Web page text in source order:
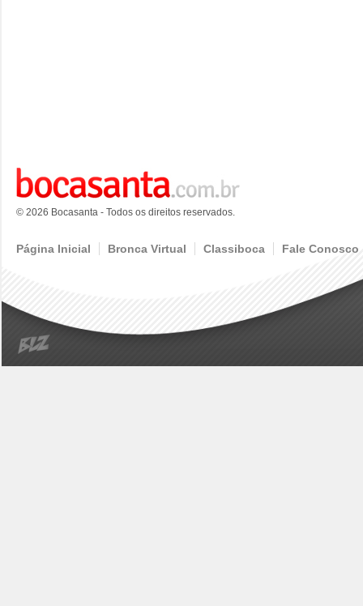
© 2026 Bocasanta - Todos os direitos reservados.
Página Inicial Bronca Virtual Classiboca Fale Conosco